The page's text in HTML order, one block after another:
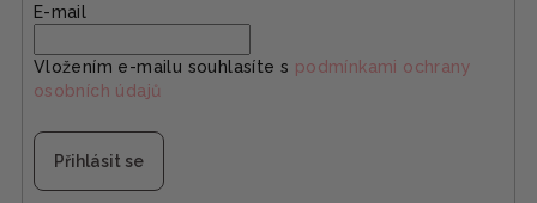
E-mail
Vložením e-mailu souhlasíte s podmínkami ochrany
osobních údajů
Přihlásit se